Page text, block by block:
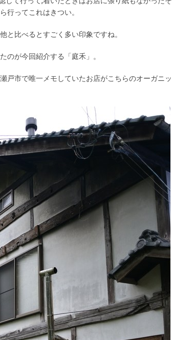
行ってこれはきつい。
と比べるとすごく多い印象ですね。
のが今回紹介する「庭禾」。
戸市で唯一メモしていたお店がこちらのオーガニッ